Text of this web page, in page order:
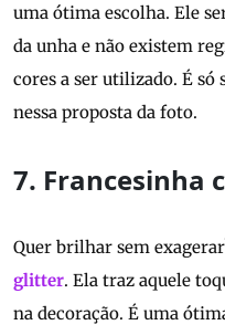
uma ótima escolha. Ele
da unha e não existem
cores a ser utilizado. É
nessa proposta da foto.
7. Francesinha
Quer brilhar sem
glitter. Ela traz aquele
na decoração. É uma